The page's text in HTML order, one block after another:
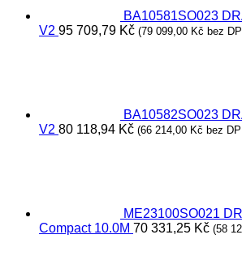
BA10581SO023
V2 95 709,79 Kč (79 099,00 Kč bez
BA10582SO023
V2 80 118,94 Kč (66 214,00 Kč bez
ME23100SO021
Compact 10.0M 70 331,25 Kč (58